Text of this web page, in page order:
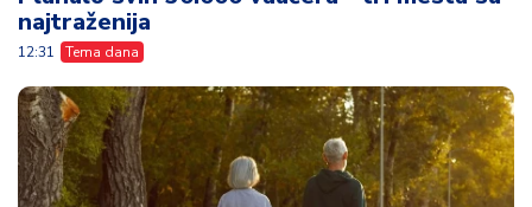
najtraženija
12:31 Tema dana